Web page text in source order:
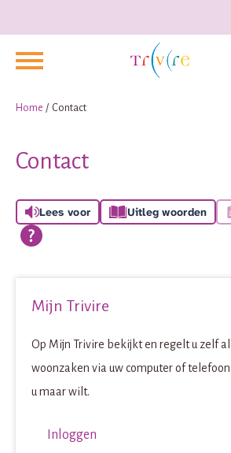
Naar de homepage
Ga naar Hoofd
Home Contact
Contact
Lees voor Uitleg woorden
Mijn Trivire
Op Mijn Trivire bekijkt en regelt u zelf al
woonzaken via uw computer of
u maar wilt.
Inloggen